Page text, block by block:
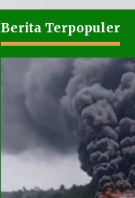
Berita Terpopuler